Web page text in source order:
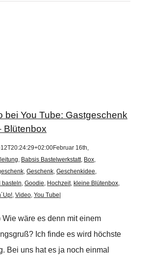
bei You Tube: Gastgeschenk
Blütenbox
Februar 16th,
, Babsis Bastelwerkstatt, Box,
, Geschenk, Geschenkidee,
basteln, Goodie, Hochzeit, kleine Blütenbox,
, Video, You Tube
Wie wäre es denn mit einem
Ich finde es wird höchste
Bei uns hat es ja noch einmal